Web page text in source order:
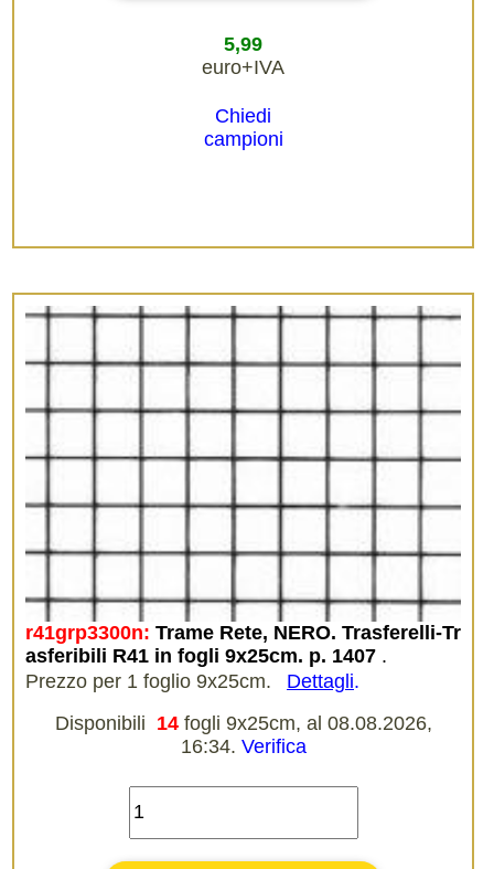
5,99
euro+IVA
Chiedi
campioni
r41grp3300n: Trame Rete, NERO. Trasferelli-Tr
asferibili R41 in fogli 9x25cm. p. 1407 .
Prezzo per 1 foglio 9x25cm.
Dettagli.
Disponibili 14 fogli 9x25cm, al 08.08.2026,
16:34. Verifica